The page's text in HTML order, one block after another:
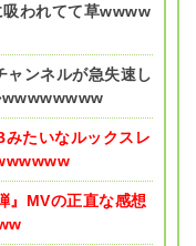
吸われてて草wwww
ャンネルが急失速し
みたいなルックスレ
』MVの正直な感想